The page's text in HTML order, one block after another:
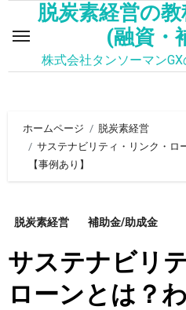
ス
脱炭素経営の
(融資・
株式会社タンソーマン
ホームページ
脱炭素経営
サステナビリティ・リンク・ロ
【事例あり】
脱炭素経営 補助金/助成金
サステナビリ
ローンとは？